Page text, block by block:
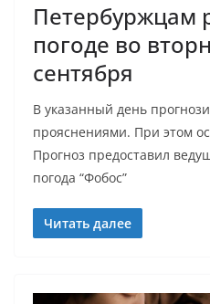
Петербуржцам
погоде во
сентября
В указанный день
прояснениями. При этом
Прогноз предоставил
погода “Фобос”
Читать далее